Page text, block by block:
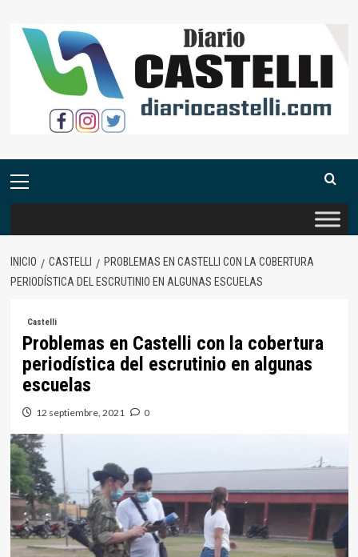
contenido
Menú
INICIO CASTELLI
PROBLEMAS EN CASTELLI CON LA COBERTURA
PERIODÍSTICA DEL ESCRUTINIO EN ALGUNAS ESCUELAS
Castelli
Problemas en Castelli con la cobertura
periodística del escrutinio en algunas
escuelas
12 septiembre, 2021 0